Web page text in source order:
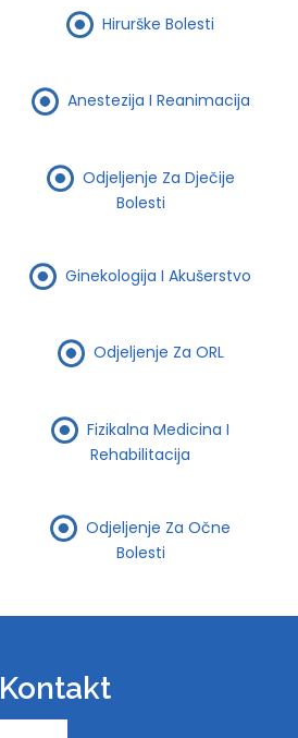
Hirurške Bolesti
Anestezija I Reanimacija
Odjeljenje Za Dječije
Bolesti
Ginekologija I Akušerstvo
Odjeljenje Za ORL
Fizikalna Medicina I
Rehabilitacija
Odjeljenje Za Očne
Bolesti
Kontakt